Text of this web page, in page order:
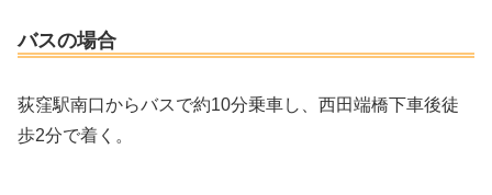
バスの場合
荻窪駅南口からバスで約10分乗車し、西田端橋下車後徒
歩2分で着く。